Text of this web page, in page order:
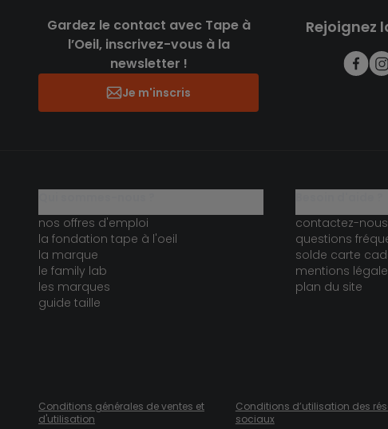
Gardez le contact avec Tape à
l’Oeil, inscrivez-vous à la
newsletter !
Je m'inscris
Rejoignez
nos offres d'emploi
la fondation tape à l'oeil
la marque
le family lab
les marques
guide taille
contactez-nous
questions
solde carte
mentions
plan du site
Conditions générales de ventes et
d'utilisation
Conditions d’utilisation des
sociaux